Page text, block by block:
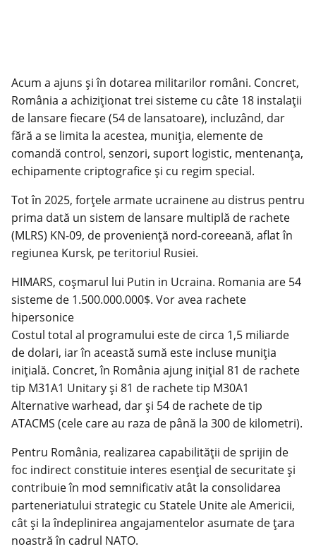
Acum a ajuns și în dotarea militarilor români. Concret,
România a achiziționat trei sisteme cu câte 18 instalaţii
de lansare fiecare (54 de lansatoare), incluzând, dar
fără a se limita la acestea, muniţia, elemente de
comandă control, senzori, suport logistic, mentenanţa,
echipamente criptografice şi cu regim special.
Tot în 2025, forțele armate ucrainene au distrus pentru
prima dată un sistem de lansare multiplă de rachete
(MLRS) KN-09, de proveniență nord-coreeană, aflat în
regiunea Kursk, pe teritoriul Rusiei.
HIMARS, coșmarul lui Putin in Ucraina. Romania are 54
sisteme de 1.500.000.000$. Vor avea rachete
hipersonice
Costul total al programului este de circa 1,5 miliarde
de dolari, iar în această sumă este incluse muniţia
inițială. Concret, în România ajung iniţial 81 de rachete
tip M31A1 Unitary şi 81 de rachete tip M30A1
Alternative warhead, dar şi 54 de rachete de tip
ATACMS (cele care au raza de până la 300 de kilometri).
Pentru România, realizarea capabilităţii de sprijin de
foc indirect constituie interes esenţial de securitate şi
contribuie în mod semnificativ atât la consolidarea
parteneriatului strategic cu Statele Unite ale Americii,
cât şi la îndeplinirea angajamentelor asumate de ţara
noastră în cadrul NATO.